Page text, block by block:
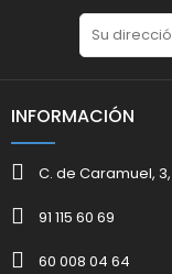
INFORMACIÓN
C. de Caramuel, 3,
91 115 60 69
60 008 04 64